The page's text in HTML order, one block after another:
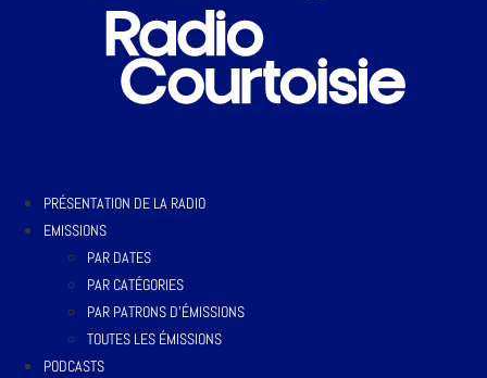
PRÉSENTATION DE LA RADIO
EMISSIONS
PAR DATES
PAR CATÉGORIES
PAR PATRONS D’ÉMISSIONS
TOUTES LES ÉMISSIONS
PODCASTS